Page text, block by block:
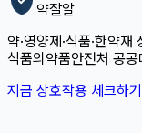
약잘알
약·영양제·식품·한약
식품의약품안전처 공
지금 상호작용 체크하기